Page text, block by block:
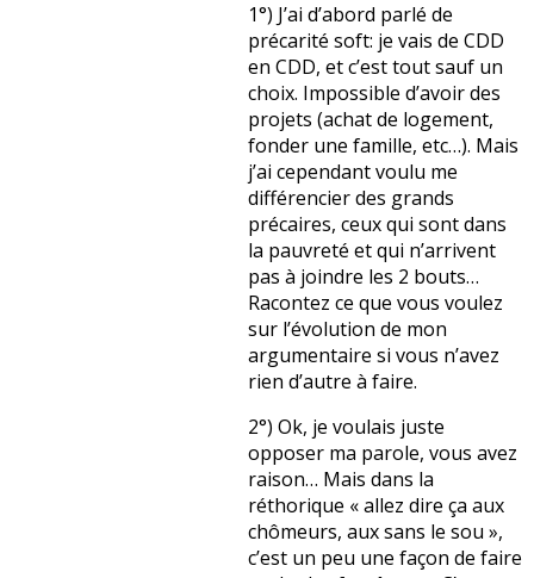
1°) J’ai d’abord parlé de
précarité soft: je vais de CDD
en CDD, et c’est tout sauf un
choix. Impossible d’avoir des
projets (achat de logement,
fonder une famille, etc…). Mais
j’ai cependant voulu me
différencier des grands
précaires, ceux qui sont dans
la pauvreté et qui n’arrivent
pas à joindre les 2 bouts…
Racontez ce que vous voulez
sur l’évolution de mon
argumentaire si vous n’avez
rien d’autre à faire.
2°) Ok, je voulais juste
opposer ma parole, vous avez
raison… Mais dans la
réthorique « allez dire ça aux
chômeurs, aux sans le sou »,
c’est un peu une façon de faire